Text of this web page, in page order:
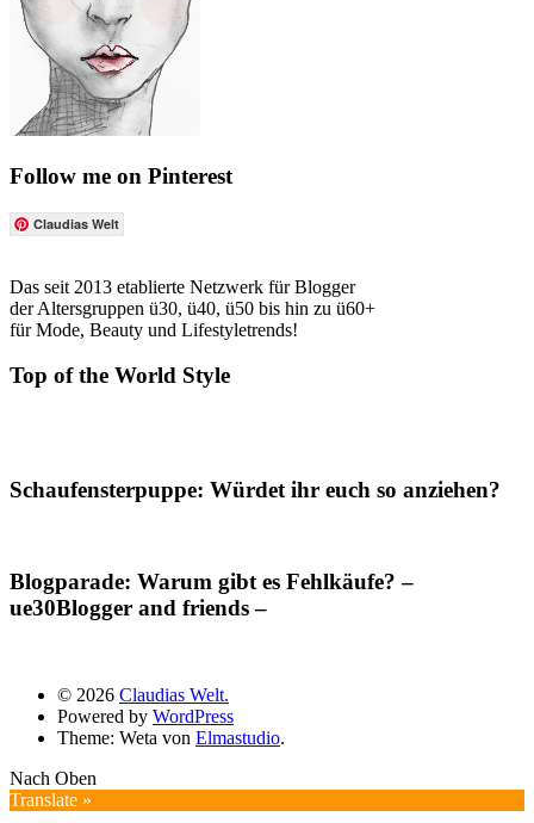
Follow me on Pinterest
Claudias Welt
Das seit 2013 etablierte Netzwerk für Blogger
der Altersgruppen ü30, ü40, ü50 bis hin zu ü60+
für Mode, Beauty und Lifestyletrends!
Top of the World Style
Schaufensterpuppe: Würdet ihr euch so anziehen?
Blogparade: Warum gibt es Fehlkäufe? –
ue30Blogger and friends –
© 2026 Claudias Welt.
Powered by WordPress
Theme: Weta von Elmastudio.
Nach Oben
Translate »